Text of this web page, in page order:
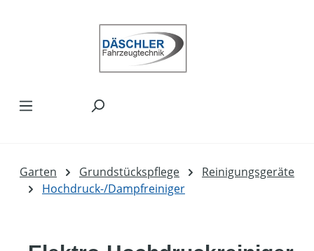
Garten Grundstückspflege
Reinigungsgeräte
Hochdruck-/Dampfreiniger